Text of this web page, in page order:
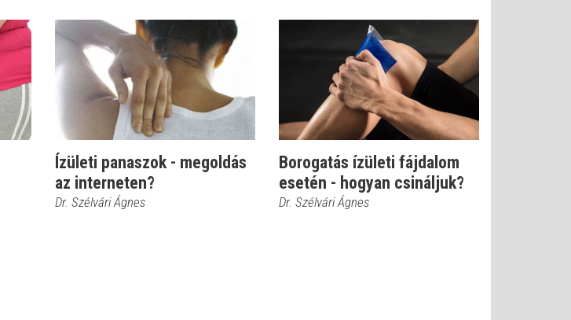
Ízületi panaszok - megoldás
az interneten?
Dr. Szélvári Ágnes
Borogatás ízületi fájdalom
esetén - hogyan csináljuk?
Dr. Szélvári Ágnes